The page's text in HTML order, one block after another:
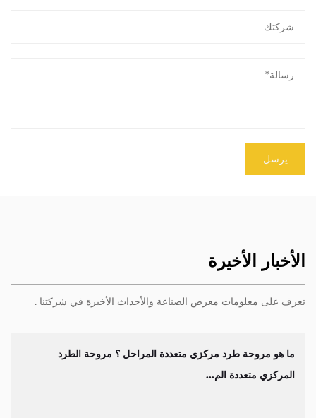
الأخبار الأخيرة
تعرف على معلومات معرض الصناعة والأحداث الأخيرة في شركتنا .
العوامل التي يجب مراعاتها عند اختيار مروحة
متعددة المراحل يتطلب اتخاذ قرار ...
المراحل ؟ مروحة الطرد